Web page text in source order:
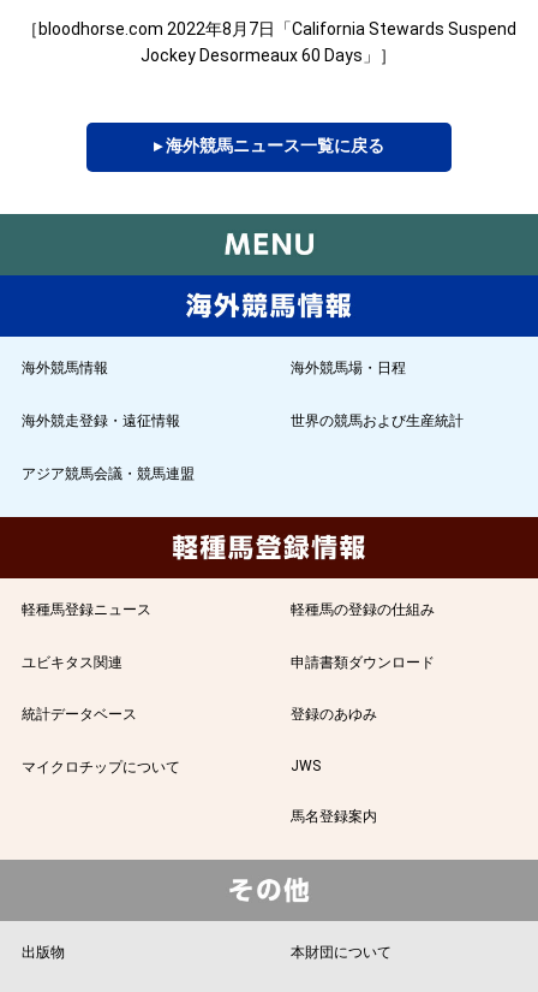
［bloodhorse.com 2022年8月7日「California Stewards Suspend
Jockey Desormeaux 60 Days」］
▸ 海外競馬ニュース一覧に戻る
海外競馬情報 海外競馬場・日程
海外競走登録・遠征情報 世界の競馬および生産統計
アジア競馬会議・競馬連盟
軽種馬登録ニュース 軽種馬の登録の仕組み
ユビキタス関連 申請書類ダウンロード
統計データベース 登録のあゆみ
マイクロチップについて JWS
馬名登録案内
出版物 本財団について